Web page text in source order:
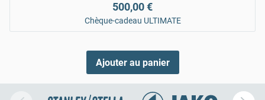
500,00 €
Chèque-cadeau ULTIMATE
Ajouter au panier